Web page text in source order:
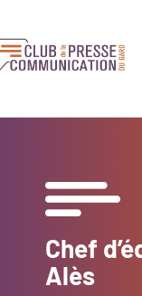
Chef
Alès